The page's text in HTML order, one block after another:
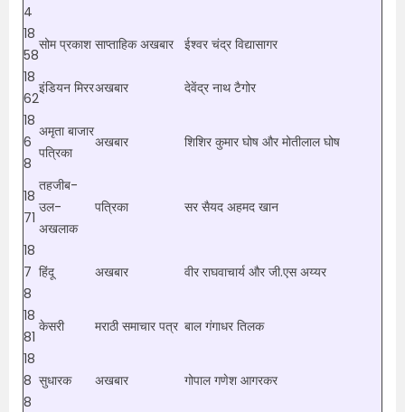
4
18
58
सोम प्रकाश साप्ताहिक अखबार ईश्वर चंद्र विद्यासागर
18
62
इंडियन मिररअखबार
देवेंद्र नाथ टैगोर
18
6
8
अमृता बाजार
पत्रिका
अखबार शिशिर कुमार घोष और मोतीलाल घोष
18
71
तहजीब-
उल-
अखलाक
पत्रिका सर सैयद अहमद खान
18
7
8
हिंदू अखबार वीर राघवाचार्य और जी.एस अय्यर
18
81
केसरी मराठी समाचार पत्र बाल गंगाधर तिलक
18
8
8
सुधारक अखबार गोपाल गणेश आगरकर